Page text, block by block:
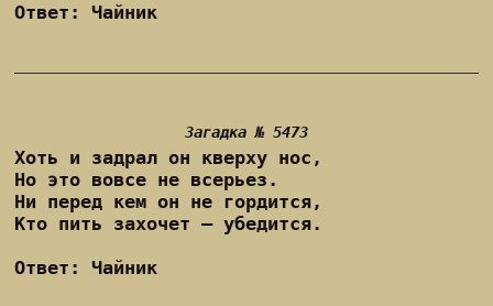
Ответ: Чайник
Загадка № 5473
Хоть и задрал он кверху нос,
Но это вовсе не всерьез.
Ни перед кем он не гордится,
Кто пить захочет – убедится.
Ответ: Чайник